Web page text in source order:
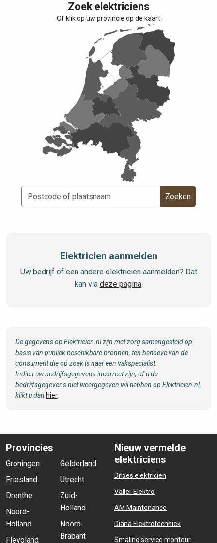
Zoek elektriciens
Of klik op uw provincie op de kaart
Zoeken
Elektricien aanmelden
Uw bedrijf of een andere elektricien aanmelden? Dat
kan via deze pagina.
De gegevens op Elektricien.nl zijn met zorg samengesteld op
basis van publiek beschikbare bronnen, ten behoeve van de
consument die op zoek is naar een vakspecialist.
Indien uw bedrijfsgegevens incorrect zijn, of u de
bedrijfsgegevens niet weergegeven wil hebben op Elektricien.nl,
klikt u dan hier
Provincies
Groningen
Friesland
Drenthe
Noord-
Holland
Flevoland
Gelderland
Utrecht
Zuid-
Holland
Noord-
Brabant
Nieuw vermelde
elektriciens
Drixes elektricien
Vallei-Elektro
AM Maintenance
Diana Elektrotechniek
Smaling service monteur